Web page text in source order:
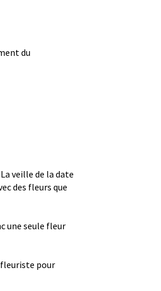
du
veille de la date
des fleurs que
une seule fleur
pour